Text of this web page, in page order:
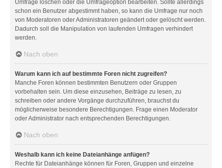
Umfrage löschen oder die Umfrageoption bearbeiten. Sollte allerdings
schon ein Benutzer abgestimmt haben, so kann die Umfrage nur noch
von Moderatoren oder Administratoren geändert oder gelöscht werden.
Dadurch soll die Manipulation von laufenden Umfragen verhindert
werden.
Nach oben
Warum kann ich auf bestimmte Foren nicht zugreifen?
Manche Foren können bestimmten Benutzern oder Gruppen
vorbehalten sein. Um diese einzusehen, Beiträge zu lesen, zu
schreiben oder andere Vorgänge durchzuführen, brauchst du
möglicherweise besondere Berechtigungen. Frage einen Moderator
oder Administrator nach entsprechenden Berechtigungen.
Nach oben
Weshalb kann ich keine Dateianhänge anfügen?
Rechte für Dateianhänge können für Foren, Gruppen und einzelne